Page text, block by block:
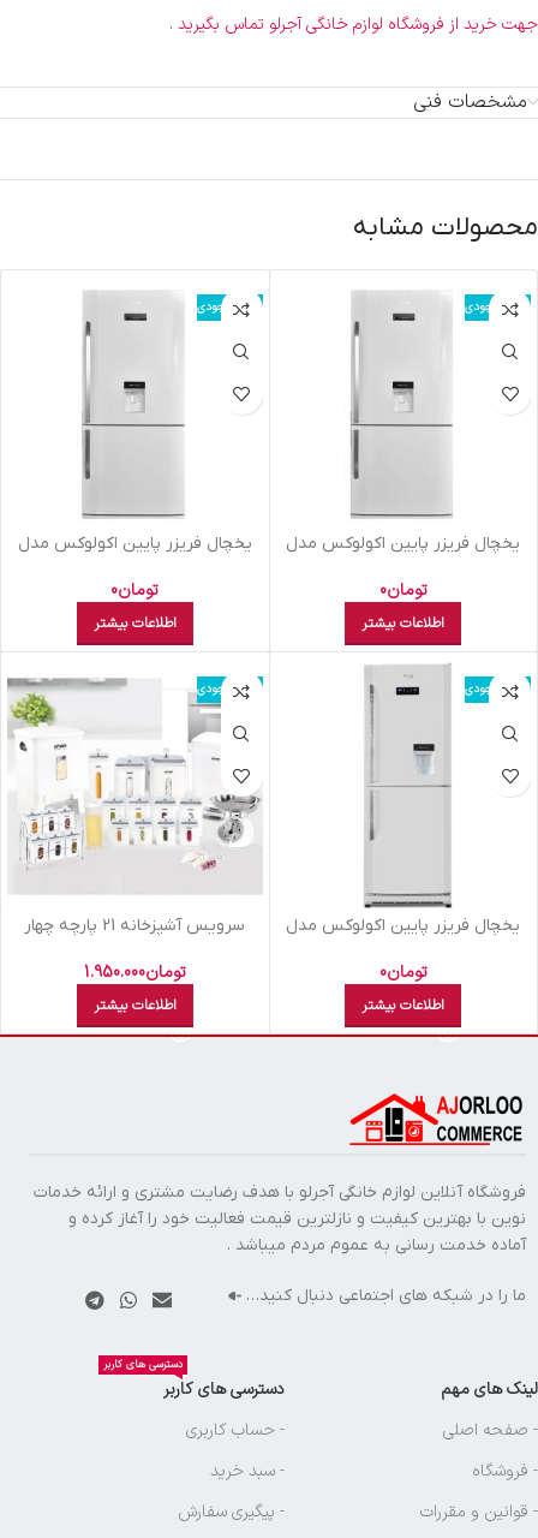
جهت خرید از فروشگاه لوازم خانگی آجرلو تماس بگیرید .
مشخصات فنی
محصولات مشابه
اتمام موجودی
يخچال فريزر پايين اکولوکس مدل
تومان0
اطلاعات بیشتر
اتمام موجودی
يخچال فريزر پايين اکولوکس مدل
تومان0
اطلاعات بیشتر
اتمام موجودی
يخچال فريزر پايين اکولوکس مدل
تومان0
اطلاعات بیشتر
اتمام موجودی
سرویس آشپزخانه 21 پارچه چهار
تومان1.950.000
اطلاعات بیشتر
فروشگاه آنلاین لوازم خانگی آجرلو با هدف رضایت مشتری و ارائه خدمات
نوین با بهترین کیفیت و نازلترین قیمت فعالیت خود را آغاز کرده و
آماده خدمت رسانی به عموم مردم میباشد .
ما را در شبکه های اجتماعی دنبال کنید…
لینک های مهم
- صفحه اصلی
- فروشگاه
- قوانین و مقررات
دسترسی های کاربر
دسترسی های کاربر
- حساب کاربری
- سبد خرید
- پیگیری سفارش